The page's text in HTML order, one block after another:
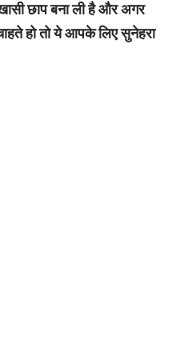
छाप बना ली है और अगर
हो तो ये आपके लिए सुनेहरा